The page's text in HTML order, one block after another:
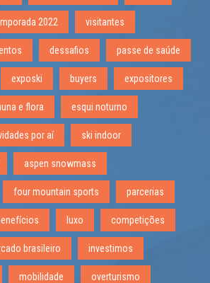
2022 visitantes
dessafios passe de saúde
exposki buyers expositores
e flora esqui noturno
por aí ski indoor
aspen snowmass
four mountain sports parcerias
luxo competições
brasileiro investimos
mobilidade overturismo